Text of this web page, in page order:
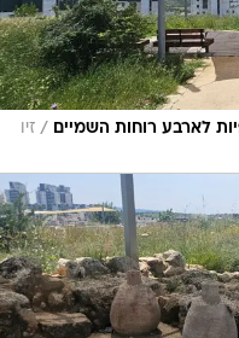
לארבע רוחות השמיים / זיו